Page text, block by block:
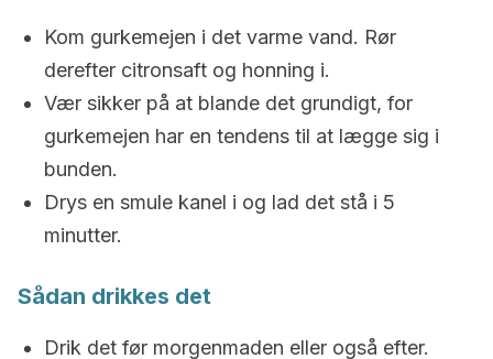
Kom gurkemejen i det varme vand. Rør
derefter citronsaft og honning i.
Vær sikker på at blande det grundigt, for
gurkemejen har en tendens til at lægge sig i
bunden.
Drys en smule kanel i og lad det stå i 5
minutter.
Sådan drikkes det
Drik det før morgenmaden eller også efter.